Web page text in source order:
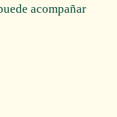
acompañar